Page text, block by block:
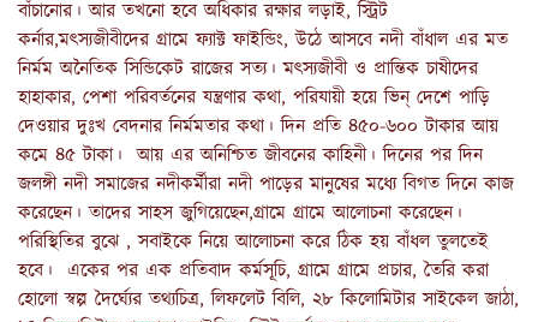
বাঁচানোর। আর তখনো হবে অধিকার রক্ষার লড়াই, স্ট্রিট
কর্নার,মৎস্যজীবীদের গ্রামে ফ্যাক্ট ফাইন্ডিং, উঠে আসবে নদী বাঁধাল এর মত
নির্মম অনৈতিক সিন্ডিকেট রাজের সত্য। মৎস্যজীবী ও প্রান্তিক চাষীদের
হাহাকার, পেশা পরিবর্তনের যন্ত্রণার কথা, পরিযায়ী হয়ে ভিন্ দেশে পাড়ি
দেওয়ার দুঃখ বেদনার নির্মমতার কথা। দিন প্রতি ৪৫০-৬০০ টাকার আয়
কমে ৪৫ টাকা। আয় এর অনিশ্চিত জীবনের কাহিনী। দিনের পর দিন
জলঙ্গী নদী সমাজের নদীকর্মীরা নদী পাড়ের মানুষের মধ্যে বিগত দিনে কাজ
করেছেন। তাদের সাহস জুগিয়েছেন,গ্রামে গ্রামে আলোচনা করেছেন।
পরিস্থিতির বুঝে , সবাইকে নিয়ে আলোচনা করে ঠিক হয় বাঁধল তুলতেই
হবে। একের পর এক প্রতিবাদ কর্মসূচি, গ্রামে গ্রামে প্রচার, তৈরি করা
হোলো স্বল্প দৈর্ঘ্যের তথ্যচিত্র, লিফলেট বিলি, ২৮ কিলোমিটার সাইকেল জাঠা,